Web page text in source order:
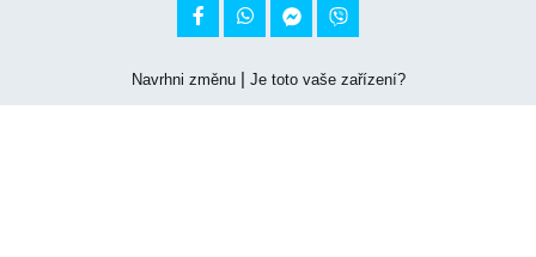
 
Navrhni změnu| Je toto vaše zařízení?